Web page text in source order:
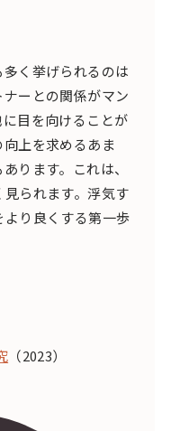
く挙げられるのは
ーとの関係がマン
目を向けることが
上を求めるあま
ります。これは、
られます。浮気す
り良くする第一歩
（2023）